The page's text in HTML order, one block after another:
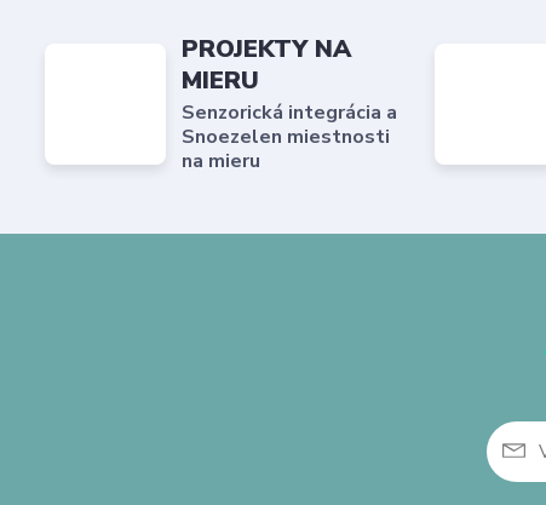
PROJEKTY NA
MIERU
Senzorická integrácia a
Snoezelen miestnosti
na mieru